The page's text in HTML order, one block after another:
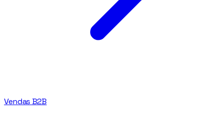
Vendas B2B